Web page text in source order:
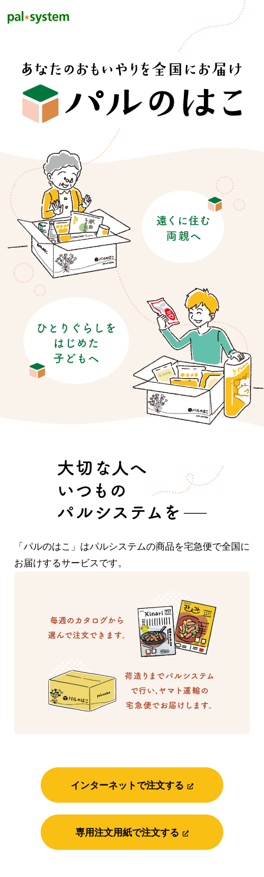
「パルのはこ」はパルシステムの商品を宅急便で全国に
お届けするサービスです。
インターネットで注文する
専用注文用紙で注文する